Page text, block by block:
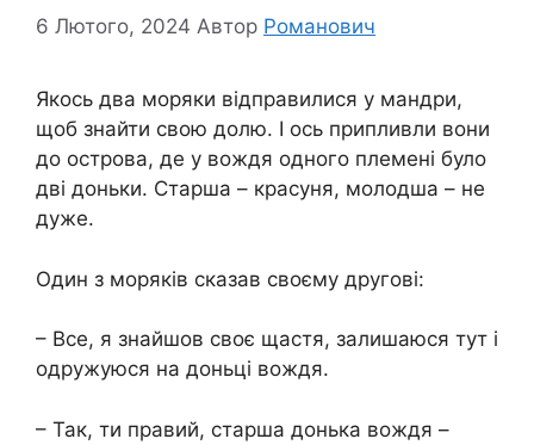
6 Лютого, 2024 Автор Романович
Якось два моряки відправилися у мандри,
щоб знайти свою долю. І ось припливли вони
до острова, де у вождя одного племені було
дві доньки. Старша – красуня, молодша – не
дуже.
Один з моряків сказав своєму другові:
– Все, я знайшов своє щастя, залишаюся тут і
одружуюся на доньці вождя.
– Так, ти правий, старша донька вождя –